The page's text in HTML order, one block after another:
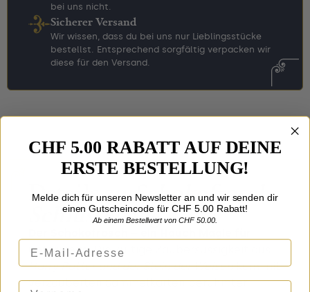
bei uns nicht.
Sicherer Versand
Wir wissen, dass du bei uns nur Lieblingsstücke
bestellst. Entsprechend sorgfältig verpacken wir
diese für den Versand.
Details zuSchokofrosch
Schlüsselring
unterwegs: Die kultige Zaubersüssigkeit aus
Harry Potter und der Stein der Weisenkam mit
verzauberten Sammelkarten berühmter
CHF 5.00 RABATT AUF DEINE
ERSTE BESTELLUNG!
Melde dich für unseren Newsletter an und wir senden dir
einen Gutscheincode für CHF 5.00 Rabatt!
Ab einem Bestellwert von CHF 50.00.
E-Mail-Adresse
Vorname